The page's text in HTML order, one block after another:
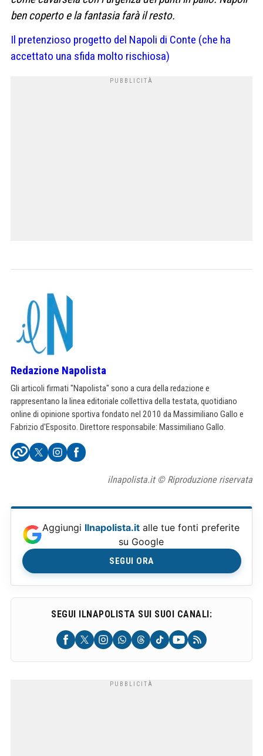
ben coperto e la fantasia farà il resto.
Il pretenzioso progetto del Napoli di Conte (che ha
accettato una sfida molto rischiosa)
Redazione Napolista
Gli articoli firmati "Napolista" sono a cura della redazione e
rappresentano la linea editoriale collettiva della testata, quotidiano
online di opinione sportiva fondato nel 2010 da Massimiliano Gallo e
Fabrizio d'Esposito. Direttore responsabile: Massimiliano Gallo.
ilnapolista.it © Riproduzione riservata
Aggiungi Ilnapolista.it alle tue fonti preferite
su Google
SEGUI ORA
SEGUI ILNAPOLISTA SUI SUOI CANALI: